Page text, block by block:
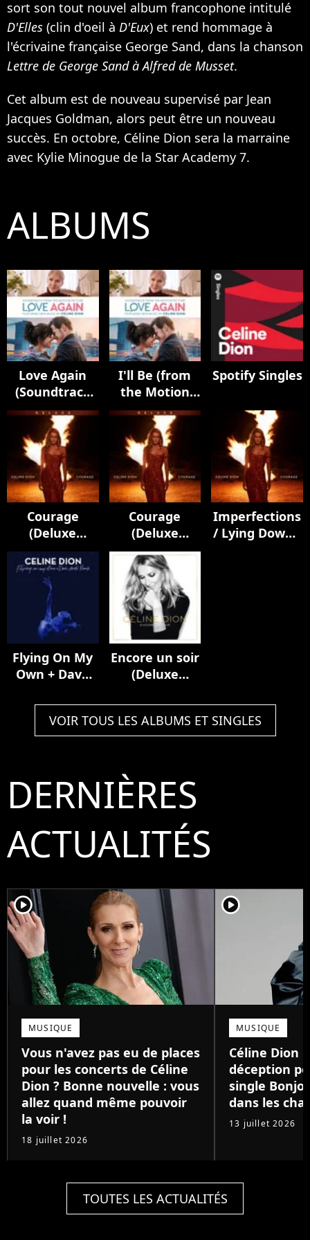
sort son tout nouvel album francophone intitulé
D'Elles (clin d'oeil à D'Eux) et rend hommage à
l'écrivaine française George Sand, dans la chanson
Lettre de George Sand à Alfred de Musset.
Cet album est de nouveau supervisé par Jean
Jacques Goldman, alors peut être un nouveau
succès. En octobre, Céline Dion sera la marraine
avec Kylie Minogue de la Star Academy 7.
ALBUMS
Love Again
(Soundtrack
from the
Motion
Picture)
I'll Be (from
the Motion
Picture
Soundtrack
Love Again)
Spotify Singles
Courage
(Deluxe
Edition)
Courage
(Deluxe
Edition)
Imperfections
/ Lying Down /
Flying On My
Own + Dave
Encore un soir
(Deluxe
VOIR TOUS LES ALBUMS ET SINGLES
DERNIÈRES
ACTUALITÉS
player2
MUSIQUE
Vous n'avez pas eu de places
pour les concerts de Céline
Dion ? Bonne nouvelle : vous
allez quand même pouvoir
la voir !
18 juillet 2026
player2
MUSIQUE
Céline Dion
déception
single
dans les
13 juillet 2026
TOUTES LES ACTUALITÉS